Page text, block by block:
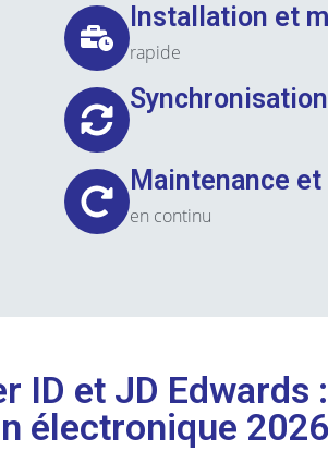
Installation et
rapide
Maintenance
en continu
ID et JD Edwards
électronique 2026